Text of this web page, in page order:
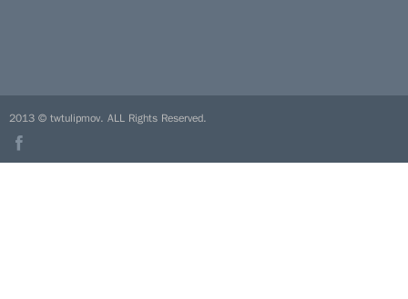
2013 © twtulipmov. ALL Rights Reserved.